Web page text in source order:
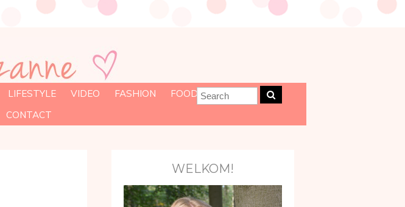
LIFESTYLE VIDEO FASHION
FOOD
CONTACT
WELKOM!